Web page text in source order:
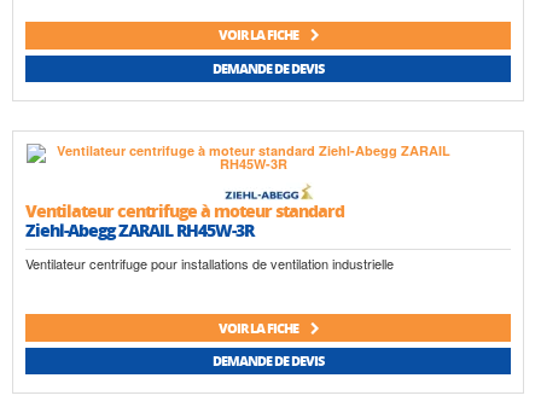
VOIR LA FICHE
DEMANDE DE DEVIS
Ventilateur centrifuge à moteur standard
Ziehl-Abegg ZARAIL RH45W-3R
Ventilateur centrifuge pour installations de ventilation industrielle
VOIR LA FICHE
DEMANDE DE DEVIS